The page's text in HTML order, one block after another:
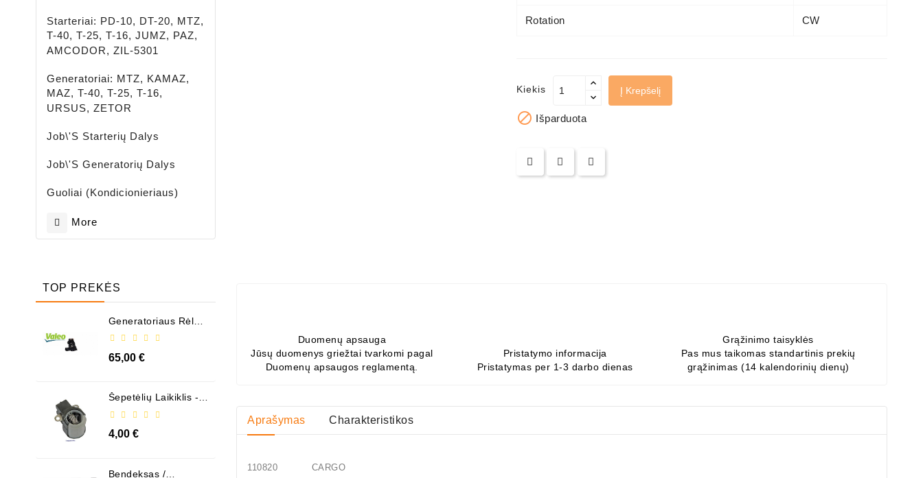
Starteriai: PD-10, DT-20, MTZ,
T-40, T-25, T-16, JUMZ, PAZ,
AMCODOR, ZIL-5301
Generatoriai: MTZ, KAMAZ,
MAZ, T-40, T-25, T-16,
URSUS, ZETOR
Job\'s Starterių Dalys
Job\'s Generatorių Dalys
Guoliai (kondicionieriaus)
More
TOP PREKĖS
Generatoriaus Rėlė -
65,00 €
Šepetėlių Laikiklis - /
4,00 €
Bendeksas /
Rotation CW
Kiekis Į Krepšelį
 Išparduota
Duomenų apsauga
Jūsų duomenys griežtai tvarkomi pagal
Duomenų apsaugos reglamentą.
Pristatymo informacija
Pristatymas per 1-3 darbo dienas
Grąžinimo taisyklės
Pas mus taikomas standartinis prekių
grąžinimas (14 kalendorinių dienų)
Aprašymas Charakteristikos
110820 CARGO